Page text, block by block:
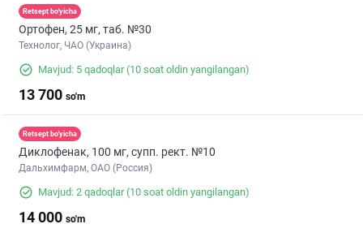
Retsept bo'yicha
Ортофен, 25 мг, таб. №30
Технолог, ЧАО (Украина)
Mavjud: 5 qadoqlar(10 soat oldin yangilangan)
13 700 so'm
Retsept bo'yicha
Диклофенак, 100 мг, супп. рект. №10
Дальхимфарм, ОАО (Россия)
Mavjud: 2 qadoqlar(10 soat oldin yangilangan)
14 000 so'm